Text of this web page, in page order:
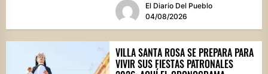
calle...
El Diario Del Pueblo
04/08/2026
VILLA SANTA ROSA SE PREPARA PARA
VIVIR SUS FIESTAS PATRONALES